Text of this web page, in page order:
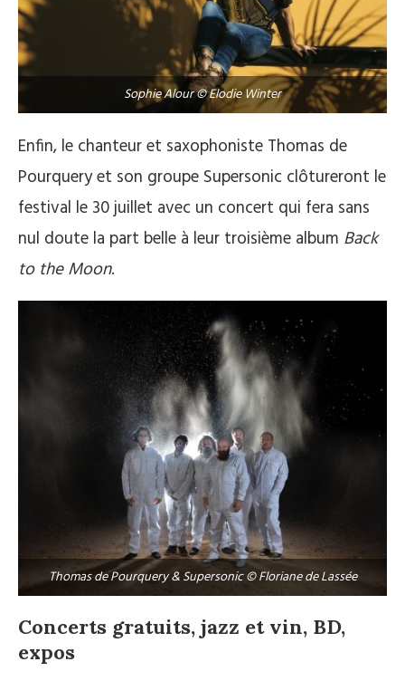
Sophie Alour © Elodie Winter
Enfin, le chanteur et saxophoniste Thomas de
Pourquery et son groupe Supersonic clôtureront le
festival le 30 juillet avec un concert qui fera sans
nul doute la part belle à leur troisième album Back
to the Moon.
Thomas de Pourquery & Supersonic © Floriane de Lassée
Concerts gratuits, jazz et vin, BD,
expos